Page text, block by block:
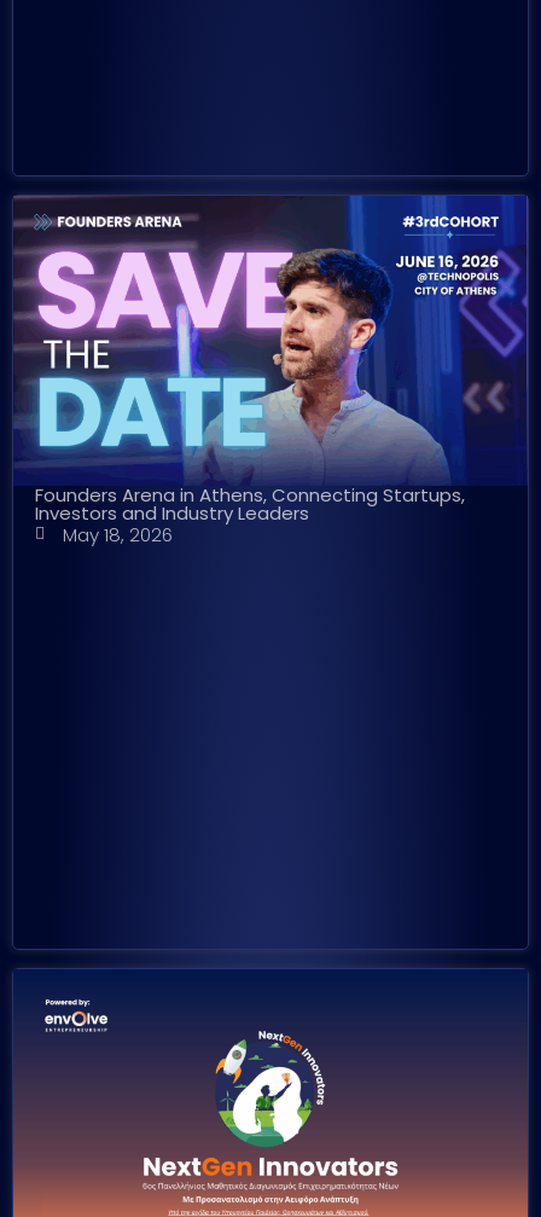
Founders Arena in Athens, Connecting Startups,
Investors and Industry Leaders
May 18, 2026